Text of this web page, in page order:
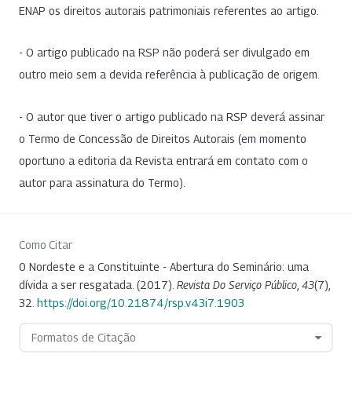
ENAP os direitos autorais patrimoniais referentes ao artigo.
- O artigo publicado na RSP não poderá ser divulgado em
outro meio sem a devida referência à publicação de origem.
- O autor que tiver o artigo publicado na RSP deverá assinar
o Termo de Concessão de Direitos Autorais (em momento
oportuno a editoria da Revista entrará em contato com o
autor para assinatura do Termo).
Como Citar
0 Nordeste e a Constituinte - Abertura do Seminário: uma
dívida a ser resgatada. (2017). Revista Do Serviço Público 43(7),
32. https://doi.org/10.21874/rsp.v43i7.1903
Formatos de Citação